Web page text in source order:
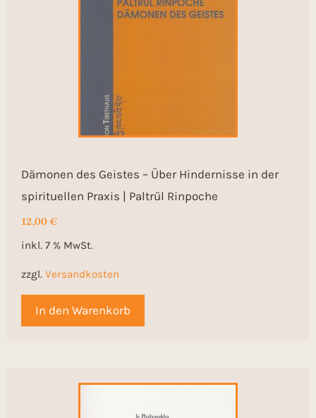
Dämonen des Geistes – Über Hindernisse in der
spirituellen Praxis | Paltrül Rinpoche
12,00€
inkl. 7 % MwSt.
zzgl. Versandkosten
In den Warenkorb